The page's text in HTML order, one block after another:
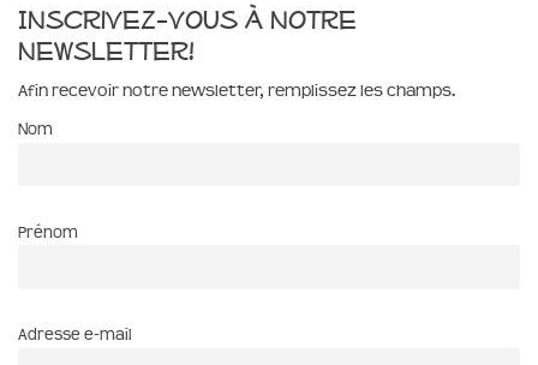
Inscrivez-vous à notre
newsletter!
Afin recevoir notre newsletter, remplissez les champs.
Nom
Prénom
Adresse e-mail